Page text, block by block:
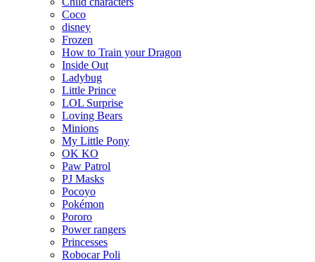
Coco
disney
Frozen
How to Train your Dragon
Inside Out
Ladybug
Little Prince
LOL Surprise
Loving Bears
Minions
My Little Pony
OK KO
Paw Patrol
PJ Masks
Pocoyo
Pokémon
Pororo
Power rangers
Princesses
Robocar Poli